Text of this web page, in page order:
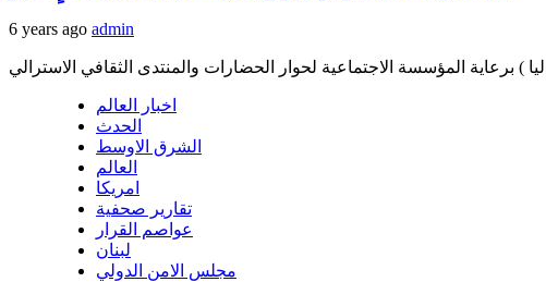
6 years ago admin
اخبار العالم
الحدث
الشرق الاوسط
العالم
امريكا
تقارير صحفية
عواصم القرار
لبنان
مجلس الامن الدولي